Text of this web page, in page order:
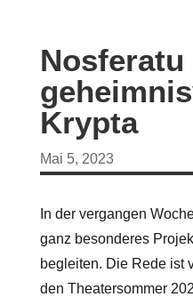
Krypta
Mai 5, 2023
In der vergangen
ganz besonderes
begleiten. Die Rede ist
den Theatersommer